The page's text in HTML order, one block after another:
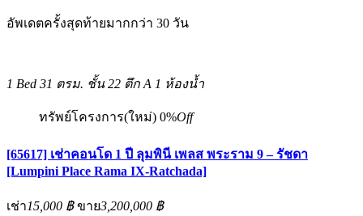
อัพเดตครั้งสุดท้ายมากกว่า 30 วัน
1 Bed 31 ตรม. ชั้น 22 ตึก A 1 ห้องน้ำ
ทรัพย์โครงการ(ใหม่) 0%Off
[65617] เช่าคอนโด 1 ปี ลุมพินี เพลส พระราม 9 – รัชดา
[Lumpini Place Rama IX-Ratchada]
เช่า15,000 ฿ ขาย3,200,000 ฿